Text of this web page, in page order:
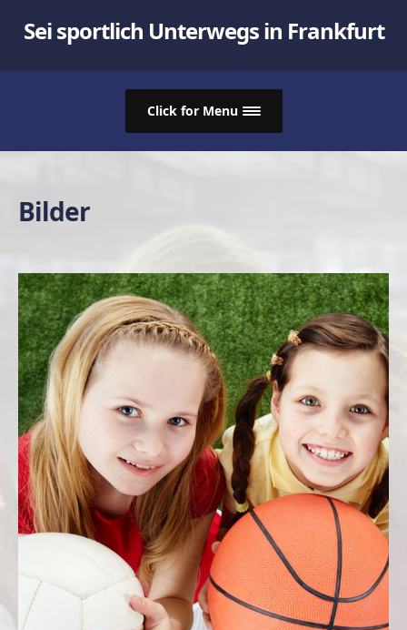
Sei sportlich Unterwegs in Frankfurt
Click for Menu
Bilder